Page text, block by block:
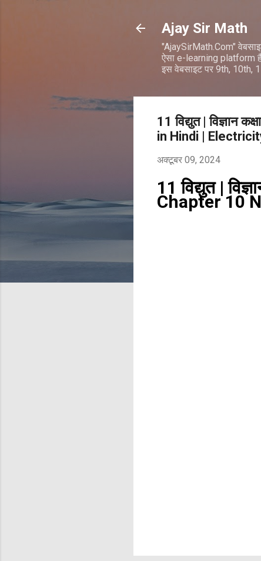
Ajay Sir Math
"AjaySirMath.Com"
ऐसा e-learning platform
इस वेबसाइट पर 9th,
11 विद्युत |
in Hindi |
अक्टूबर 09, 2024
11 विद्युत |
Chapter 10